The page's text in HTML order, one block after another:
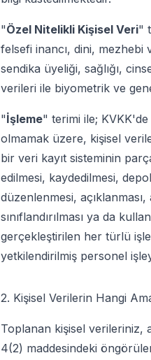
"Özel Nitelikli Kişisel Veri"
felsefi inancı, dini, mezhebi
sendika üyeliği, sağlığı,
verileri ile biyometrik ve
"İşleme" terimi ile;
olmamak üzere, kişisel
bir veri kayıt sisteminin
edilmesi, kaydedilmesi,
düzenlenmesi,
sınıflandırılması ya da
gerçekleştirilen her türlü
yetkilendirilmiş personel
2. Kişisel Verilerin Hangi
Toplanan kişisel verileriniz,
4(2) maddesindeki